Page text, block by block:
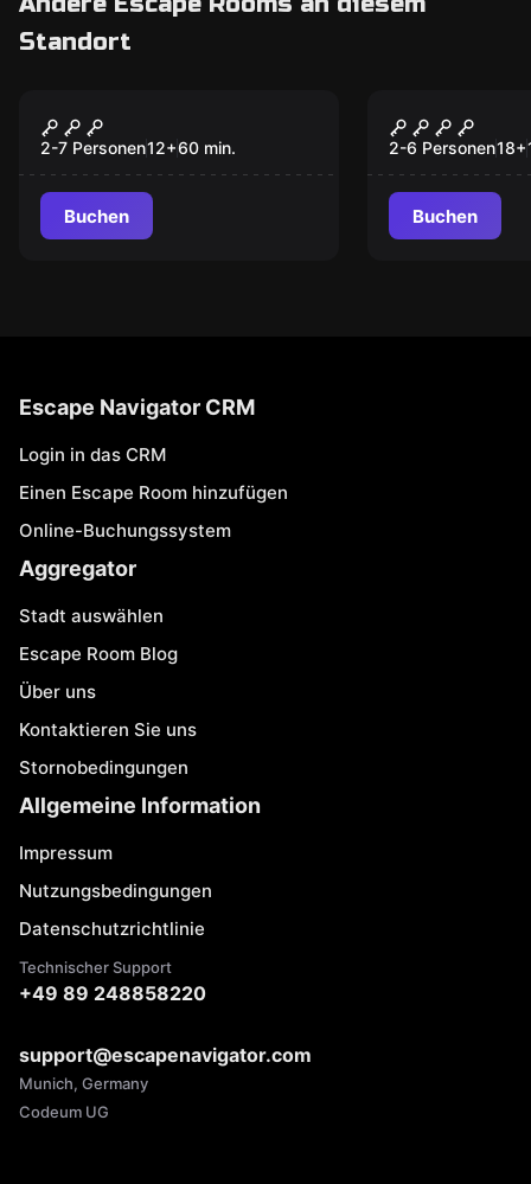
Standort
Invasion im Kino
2-7 Personen12+60 min.
Buchen
2-6 Personen18+
Buchen
Escape Navigator CRM
Login in das CRM
Einen Escape Room hinzufügen
Online-Buchungssystem
Aggregator
Stadt auswählen
Escape Room Blog
Über uns
Kontaktieren Sie uns
Stornobedingungen
Allgemeine Information
Impressum
Nutzungsbedingungen
Datenschutzrichtlinie
Technischer Support
+49 89 248858220
support@escapenavigator.com
Munich, Germany
Codeum UG